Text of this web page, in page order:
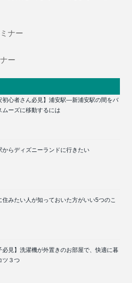
ナー
ー
初心者さん必見】浦安駅―新浦安駅の間をバ
ムーズに移動するには
からディズニーランドに行きたい
住みたい人が知っておいた方がいい5つのこ
必見】洗濯機が外置きのお部屋で、快適に暮
ツ３つ